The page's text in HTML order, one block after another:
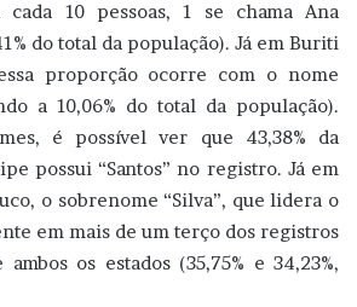
cada 10 pessoas, 1 se chama Ana
do total da população). Já em Buriti
proporção ocorre com o nome
a 10,06% do total da população).
é possível ver que 43,38% da
possui “Santos” no registro. Já em
o sobrenome “Silva”, que lidera o
em mais de um terço dos registros
os estados (35,75% e 34,23%,